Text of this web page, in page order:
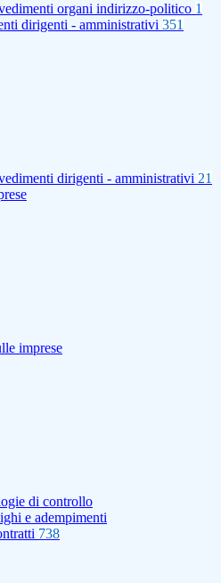
organi indirizzo-politico 1
dirigenti - amministrativi 351
dirigenti - amministrativi 21
imprese
di controllo
e adempimenti
738